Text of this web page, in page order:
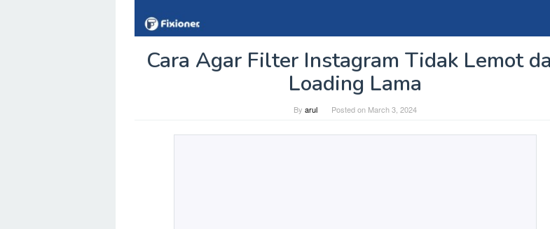
Cara Agar Filter Instagram Tidak Lemot
Loading Lama
By arul Posted on March 3, 2024